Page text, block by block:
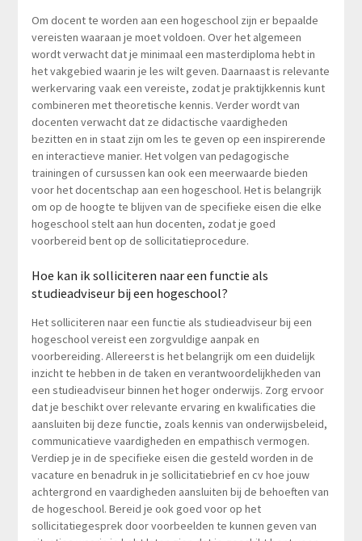
Om docent te worden aan een hogeschool zijn er bepaalde
vereisten waaraan je moet voldoen. Over het algemeen
wordt verwacht dat je minimaal een masterdiploma hebt in
het vakgebied waarin je les wilt geven. Daarnaast is relevante
werkervaring vaak een vereiste, zodat je praktijkkennis kunt
combineren met theoretische kennis. Verder wordt van
docenten verwacht dat ze didactische vaardigheden
bezitten en in staat zijn om les te geven op een inspirerende
en interactieve manier. Het volgen van pedagogische
trainingen of cursussen kan ook een meerwaarde bieden
voor het docentschap aan een hogeschool. Het is belangrijk
om op de hoogte te blijven van de specifieke eisen die elke
hogeschool stelt aan hun docenten, zodat je goed
voorbereid bent op de sollicitatieprocedure.
Hoe kan ik solliciteren naar een functie als
studieadviseur bij een hogeschool?
Het solliciteren naar een functie als studieadviseur bij een
hogeschool vereist een zorgvuldige aanpak en
voorbereiding. Allereerst is het belangrijk om een duidelijk
inzicht te hebben in de taken en verantwoordelijkheden van
een studieadviseur binnen het hoger onderwijs. Zorg ervoor
dat je beschikt over relevante ervaring en kwalificaties die
aansluiten bij deze functie, zoals kennis van onderwijsbeleid,
communicatieve vaardigheden en empathisch vermogen.
Verdiep je in de specifieke eisen die gesteld worden in de
vacature en benadruk in je sollicitatiebrief en cv hoe jouw
achtergrond en vaardigheden aansluiten bij de behoeften van
de hogeschool. Bereid je ook goed voor op het
sollicitatiegesprek door voorbeelden te kunnen geven van